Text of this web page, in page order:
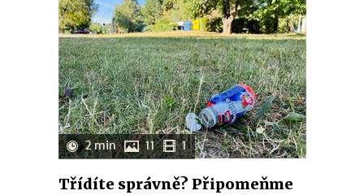
2 min 11 1
Třídíte správně? Připomeňme